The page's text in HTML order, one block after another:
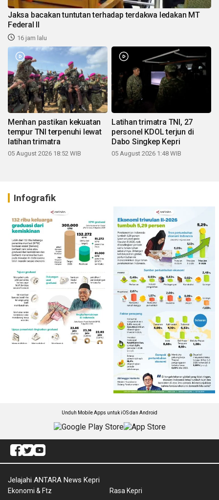
Jaksa bacakan tuntutan terhadap terdakwa ledakan MT
Federal II
16 jam lalu
Menhan pastikan kekuatan
tempur TNI terpenuhi lewat
latihan trimatra
05 August 2026 18:52 WIB
Latihan trimatra TNI, 27
personel KDOL terjun di
Dabo Singkep Kepri
05 August 2026 1:48 WIB
Infografik
Unduh Mobile Apps untuk iOS dan Android
Jelajahi ANTARA News Kepri
Ekonomi & Ftz
Rasa Kepri